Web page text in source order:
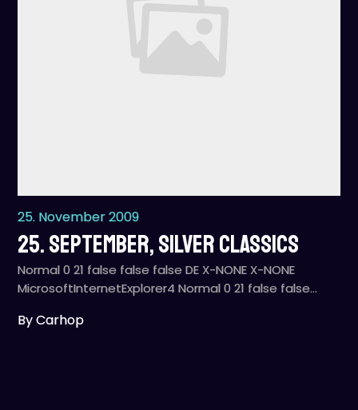
25. November 2009
25. September, Silver Classics
Normal 0 21 false false false DE X-NONE X-NONE
MicrosoftInternetExplorer4 Normal 0 21 false false…
By Carhop